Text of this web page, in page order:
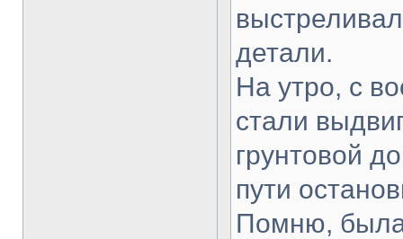
детали.
На утро, с
стали
грунтовой
пути
Помню,